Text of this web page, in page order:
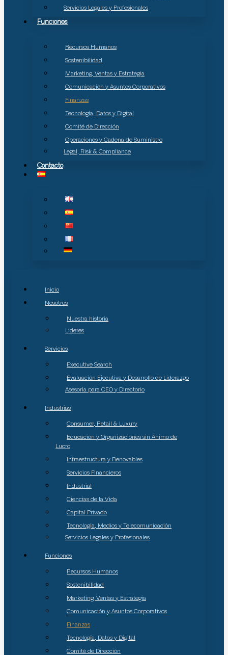
Servicios Legales y Profesionales
Funciones
Recursos Humanos
Sostenibilidad
Marketing, Ventas y Estrategia
Comunicación y Asuntos Corporativos
Finanzas
Tecnología, Datos y Digital
Comité de Dirección
Operaciones y Cadena de Suministro
Legal, Risk & Compliance
Contacto
Inicio
Nosotros
Nuestra historia
Líderes
Servicios
Executive Search
Evaluación Ejecutiva y Desarrollo de Liderazgo
Asesoría para CEO y Directorio
Industrias
Consumer, Retail & Luxury
Educación y Organizaciones sin Ánimo de
Lucro
Infraestructura y Renovables
Servicios Financieros
Industrial
Ciencias de la Vida
Capital Privado
Tecnología, Medios y Telecomunicación
Servicios Legales y Profesionales
Funciones
Recursos Humanos
Sostenibilidad
Marketing, Ventas y Estrategia
Comunicación y Asuntos Corporativos
Finanzas
Tecnología, Datos y Digital
Comité de Dirección